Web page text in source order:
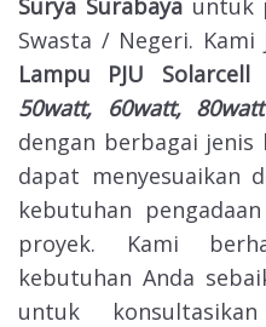
Surya Surabayauntuk
Swasta / Negeri. Kami
Lampu PJU
Solarcell
50watt, 60watt,
dengan berbagai jenis
dapat menyesuaikan
kebutuhan
proyek. Kami
kebutuhan Anda
untuk